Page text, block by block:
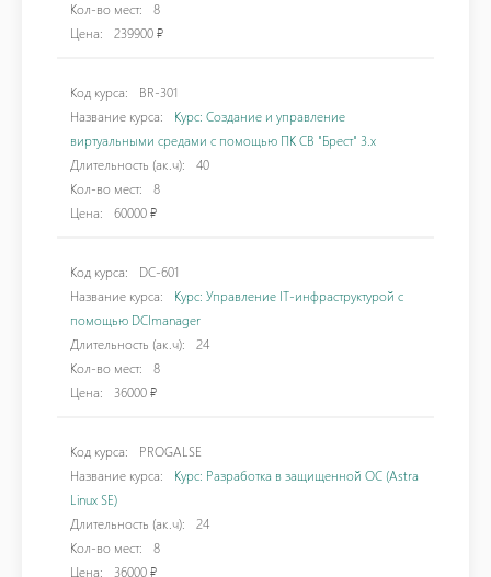
Кол-во мест:
8
Цена:
239900 ₽
Код курса:
BR-301
Название курса:
Курс: Создание и управление
виртуальными средами с помощью ПК СВ "Брест" 3.х
Длительность (ак.ч):
40
Кол-во мест:
8
Цена:
60000 ₽
Код курса:
DC-601
Название курса:
Курс: Управление IT-инфраструктурой с
помощью DCImanager
Длительность (ак.ч):
24
Кол-во мест:
8
Цена:
36000 ₽
Код курса:
PROGALSE
Название курса:
Курс: Разработка в защищенной ОС (Astra
Linux SE)
Длительность (ак.ч):
24
Кол-во мест:
8
Цена:
36000 ₽